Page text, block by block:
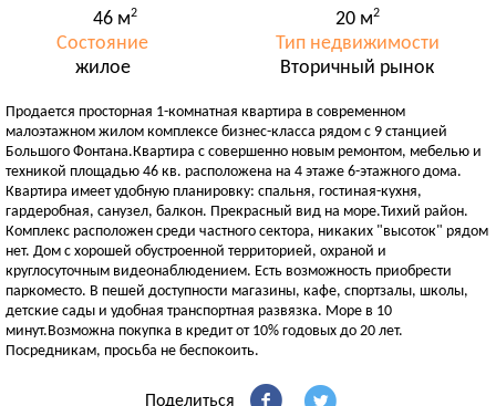
46 м2
20 м2
Состояние
жилое
Тип недвижимости
Вторичный рынок
Продается просторная 1-комнатная квартира в современном
малоэтажном жилом комплексе бизнес-класса рядом с 9 станцией
Большого Фонтана.Квартира с совершенно новым ремонтом, мебелью и
техникой площадью 46 кв. расположена на 4 этаже 6-этажного дома.
Квартира имеет удобную планировку: спальня, гостиная-кухня,
гардеробная, санузел, балкон. Прекрасный вид на море.Тихий район.
Комплекс расположен среди частного сектора, никаких "высоток" рядом
нет. Дом с хорошей обустроенной территорией, охраной и
круглосуточным видеонаблюдением. Есть возможность приобрести
паркоместо. В пешей доступности магазины, кафе, спортзалы, школы,
детские сады и удобная транспортная развязка. Море в 10
минут.Возможна покупка в кредит от 10% годовых до 20 лет.
Посредникам, просьба не беспокоить.
Поделиться